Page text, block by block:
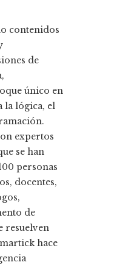
contenidos
de
único en
la lógica, el
expertos
se han
personas
docentes,
de
resuelven
hace